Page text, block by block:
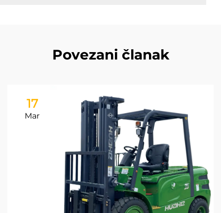
Povezani članak
17
Mar